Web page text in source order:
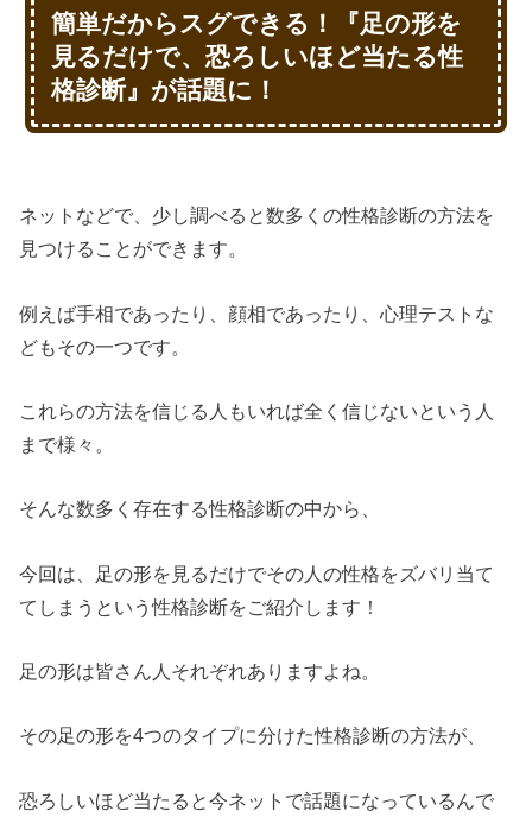
簡単だからスグできる！『足の形を
見るだけで、恐ろしいほど当たる性
格診断』が話題に！
ネットなどで、少し調べると数多くの性格診断の方法を
見つけることができます。
例えば手相であったり、顔相であったり、心理テストな
どもその一つです。
これらの方法を信じる人もいれば全く信じないという人
まで様々。
そんな数多く存在する性格診断の中から、
今回は、足の形を見るだけでその人の性格をズバリ当て
てしまうという性格診断をご紹介します！
足の形は皆さん人それぞれありますよね。
その足の形を4つのタイプに分けた性格診断の方法が、
恐ろしいほど当たると今ネットで話題になっているんで